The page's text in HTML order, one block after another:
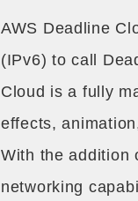
AWS Deadline
(IPv6) to call
Cloud is a fully
effects,
With the addition
networking